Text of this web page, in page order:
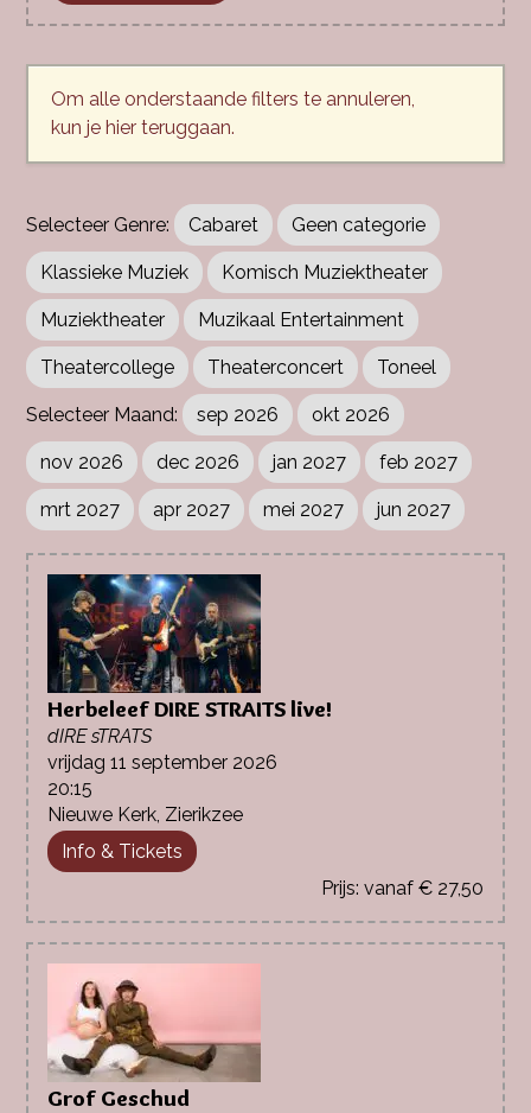
Om alle onderstaande filters te annuleren,
kun je hier teruggaan.
Cabaret Geen categorie
Klassieke Muziek Komisch Muziektheater
Muziektheater Muzikaal Entertainment
Theatercollege Theaterconcert Toneel
sep 2026 okt 2026
nov 2026 dec 2026 jan 2027 feb 2027
mrt 2027 apr 2027 mei 2027 jun 2027
Herbeleef DIRE STRAITS live!
dIRE sTRATS
vrijdag 11 september 2026
20:15
Nieuwe Kerk, Zierikzee
Info & Tickets
vanaf € 27,50
Grof Geschud